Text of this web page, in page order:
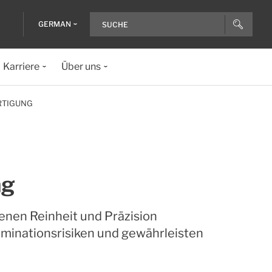
GERMAN
Karriere Über uns
Reinheit und Präzision
und gewährleisten